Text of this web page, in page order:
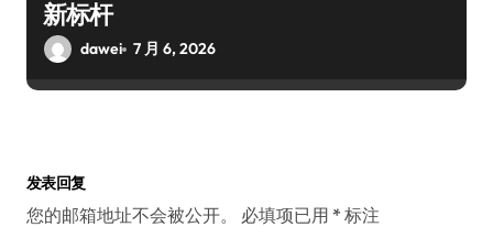
新标杆
dawei 7 月 6, 2026
发表回复
您的邮箱地址不会被公开。 必填项已用 * 标注